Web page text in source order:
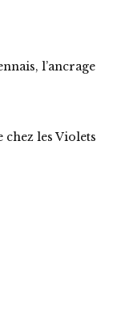
l’ancrage
chez les Violets